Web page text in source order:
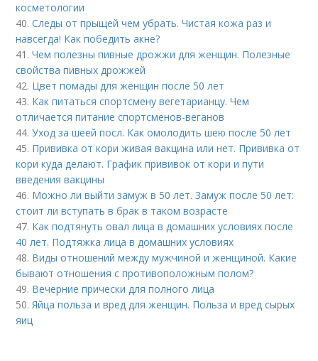
косметологии
40.Следы от прыщей чем убрать. Чистая кожа раз и
навсегда! Как победить акне?
41.Чем полезны пивные дрожжи для женщин. Полезные
свойства пивных дрожжей
42. Цвет помады для женщин после 50 лет
43. Как питаться спортсмену вегетарианцу. Чем
отличается питание спортсменов-веганов
44.Уход за шеей посл. Как омолодить шею после 50 лет
45. Прививка от кори живая вакцина или нет. Прививка от
кори куда делают. График прививок от кори и пути
введения вакцины
46. Можно ли выйти замуж в 50 лет. Замуж после 50 лет:
стоит ли вступать в брак в таком возрасте
47. Как подтянуть овал лица в домашних условиях после
40 лет. Подтяжка лица в домашних условиях
48. Виды отношений между мужчиной и женщиной. Какие
бывают отношения с противоположным полом?
49. Вечерние прически для полного лица
50.Яйца польза и вред для женщин. Польза и вред сырых
яиц